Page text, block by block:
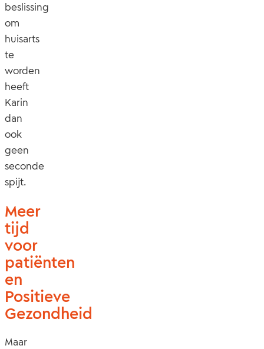
beslissing
om
huisarts
te
worden
heeft
Karin
dan
ook
geen
seconde
spijt.
Meer
tijd
voor
patiënten
en
Positieve
Gezondheid
Maar